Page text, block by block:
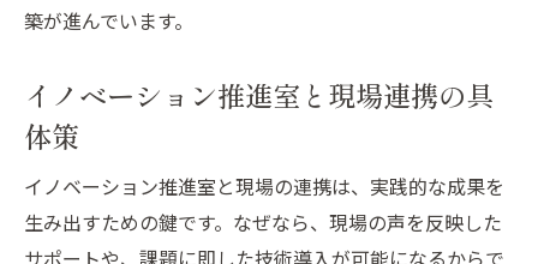
築が進んでいます。
イノベーション推進室と現場連携の具
体策
イノベーション推進室と現場の連携は、実践的な成果を
生み出すための鍵です。なぜなら、現場の声を反映した
サポートや、課題に即した技術導入が可能になるからで